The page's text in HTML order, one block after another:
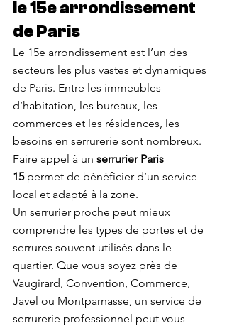
le 15e arrondissement
de Paris
Le 15e arrondissement est l’un des
secteurs les plus vastes et dynamiques
de Paris. Entre les immeubles
d’habitation, les bureaux, les
commerces et les résidences, les
besoins en serrurerie sont nombreux.
Faire appel à un serrurier Paris
15 permet de bénéficier d’un service
local et adapté à la zone.
Un serrurier proche peut mieux
comprendre les types de portes et de
serrures souvent utilisés dans le
quartier. Que vous soyez près de
Vaugirard, Convention, Commerce,
Javel ou Montparnasse, un service de
serrurerie professionnel peut vous